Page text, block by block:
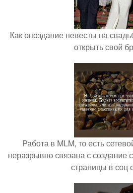
Как опоздание невесты на
открыть свой
Работа в MLM, то есть
неразрывно связана с создание
страницы в соц